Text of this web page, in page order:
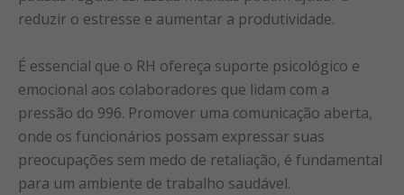
reduzir o estresse e aumentar a produtividade.
É essencial que o RH ofereça suporte psicológico e
emocional aos colaboradores que lidam com a
pressão do 996. Promover uma comunicação aberta,
onde os funcionários possam expressar suas
preocupações sem medo de retaliação, é fundamental
para um ambiente de trabalho saudável.